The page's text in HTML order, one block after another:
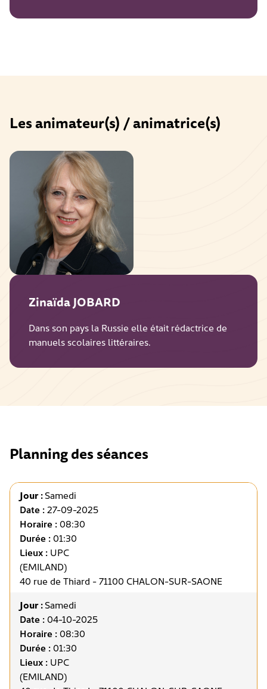
Les animateur(s) / animatrice(s)
Zinaïda JOBARD
Dans son pays la Russie elle était rédactrice de
manuels scolaires littéraires.
Planning des séances
Jour :Samedi
Date :27-09-2025
Horaire :08:30
Durée :01:30
Lieux : UPC
(EMILAND)
40 rue de Thiard - 71100 CHALON-SUR-SAONE
Jour :Samedi
Date :04-10-2025
Horaire :08:30
Durée :01:30
Lieux : UPC
(EMILAND)